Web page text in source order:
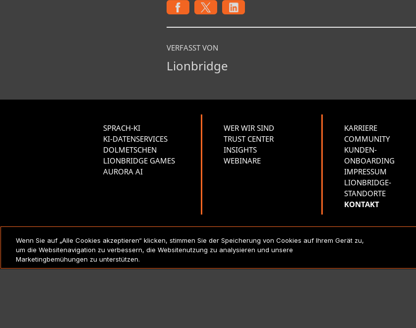
VERFASST VON
Lionbridge
SPRACH-KI
KI-DATENSERVICES
DOLMETSCHEN
LIONBRIDGE GAMES
AURORA AI
WER WIR SIND
TRUST CENTER
INSIGHTS
WEBINARE
KARRIERE
COMMUNITY
KUNDEN-
ONBOARDING
IMPRESSUM
LIONBRIDGE-
STANDORTE
KONTAKT
RECHTSVERMERKE UND
RICHTLINIEN
Copyright 2026 Lionbridge Technologies, LLC. Alle
Wenn Sie auf „Alle Cookies akzeptieren“ klicken, stimmen Sie der Speicherung von Cookies auf Ihrem Gerät zu,
um die Websitenavigation zu verbessern, die Websitenutzung zu analysieren und unsere
Marketingbemühungen zu unterstützen.